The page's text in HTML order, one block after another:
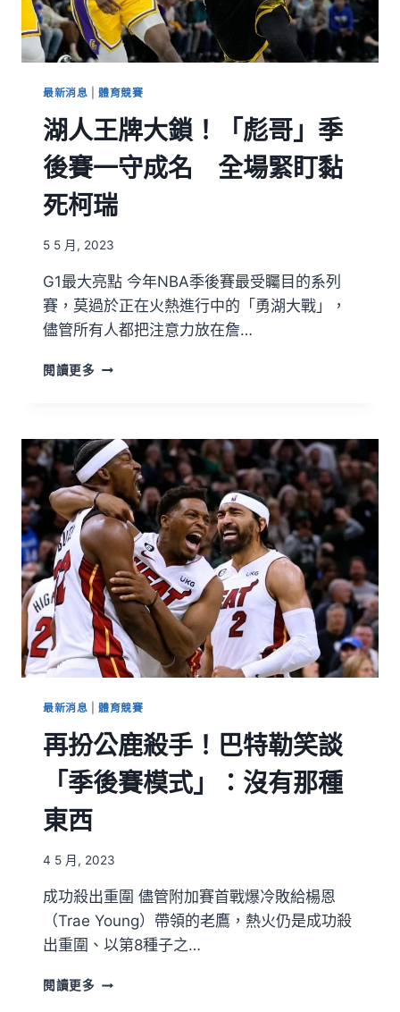
最新消息 |體育競賽
湖人王牌大鎖！「彪哥」季
後賽一守成名 全場緊盯黏
死柯瑞
5 5 月, 2023
G1最大亮點 今年NBA季後賽最受矚目的系列
賽，莫過於正在火熱進行中的「勇湖大戰」，
儘管所有人都把注意力放在詹…
閱讀更多
最新消息 |體育競賽
再扮公鹿殺手！巴特勒笑談
「季後賽模式」：沒有那種
東西
4 5 月, 2023
成功殺出重圍 儘管附加賽首戰爆冷敗給楊恩
（Trae Young）帶領的老鷹，熱火仍是成功殺
出重圍、以第8種子之…
閱讀更多